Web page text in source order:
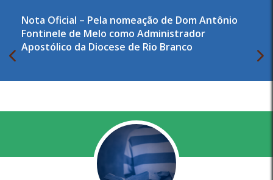
Nota Oficial – Pela nomeação de Dom Antônio
Fontinele de Melo como Administrador
Apostólico da Diocese de Rio Branco